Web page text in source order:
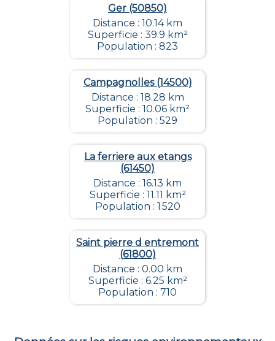
Ger (50850)
Distance : 10.14 km
Superficie : 39.9 km²
Population : 823
Campagnolles (14500)
Distance : 18.28 km
Superficie : 10.06 km²
Population : 529
La ferriere aux etangs
(61450)
Distance : 16.13 km
Superficie : 11.11 km²
Population : 1 520
Saint pierre d entremont
(61800)
Distance : 0.00 km
Superficie : 6.25 km²
Population : 710